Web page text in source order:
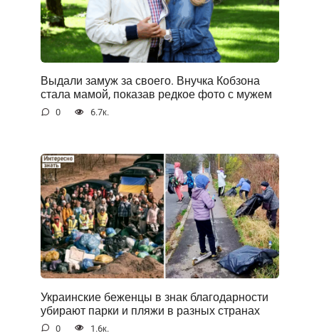
Выдали замуж за своего. Внучка Кобзона
стала мамой, показав редкое фото с мужем
0 6.7к.
Украинские беженцы в знак благодарности
убирают парки и пляжи в разных странах
0 1.6к.